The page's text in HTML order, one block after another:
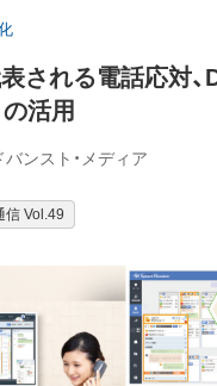
される電話応対、
の活用
ンスト・メディア
信 Vol.49